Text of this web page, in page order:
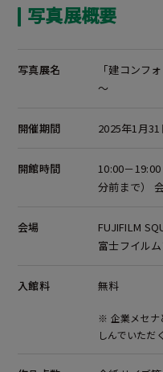
写真展概要
写真展名
「建コンフ
～
開催期間 2025年1月31
開館時間
10:00－
分前まで）
会場
FUJIFILM
富士フイル
入館料 無料
※ 企業メセナ
しんでいただ